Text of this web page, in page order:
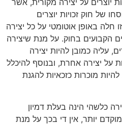
יוצרים על יצירה מקורית, אשר
של חוק זכויות יוצרים
הגנה זו חלה באופן אוטומטי על כל יצירה
הקבועים בחוק. על מנת שיצירה
עליה כמובן להיות יצירה
על יצירה אחרת, ובנוסף להיכלל
מוכרות כזכאיות להגנת
כלשהי הינה בעלת דמיון
יותר, אין די בכך על מנת